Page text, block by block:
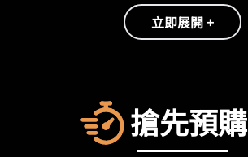
立即展開 +
搶先預購